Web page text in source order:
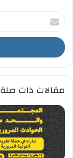
أ
د
خ
ل
ر
د
ا
ل
إ
ل
ك
مقالات ذات صلة